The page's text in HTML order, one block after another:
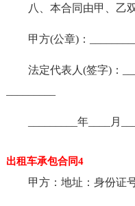
八、本合同由甲、乙
甲方(公章)：
法定代表人(签字)：
_________年____月
出租车承包合同4
甲方：地址：身份证